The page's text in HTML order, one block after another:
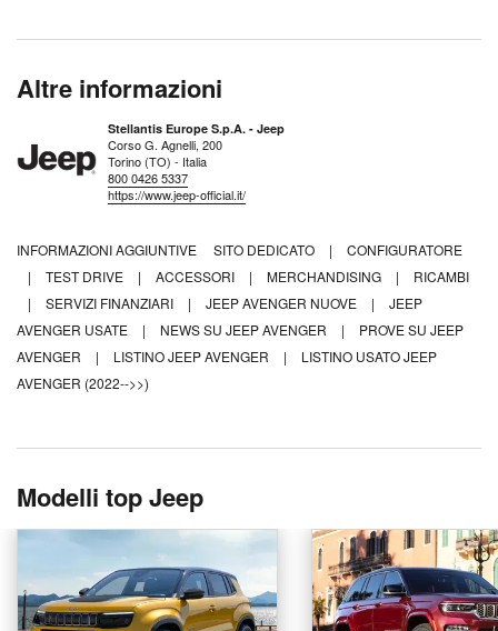
Altre informazioni
Stellantis Europe S.p.A. - Jeep
Corso G. Agnelli, 200
Torino (TO) - Italia
800 0426 5337
https://www.jeep-official.it/
INFORMAZIONI AGGIUNTIVE SITO DEDICATO |
CONFIGURATORE
|
TEST DRIVE | ACCESSORI | MERCHANDISING |
RICAMBI
|
SERVIZI FINANZIARI | JEEP AVENGER NUOVE |
JEEP
AVENGER USATE
| NEWS SU JEEP AVENGER |
PROVE SU JEEP
AVENGER
| LISTINO JEEP AVENGER |
LISTINO USATO JEEP
AVENGER (2022-->>)
Modelli top Jeep